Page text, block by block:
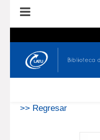
En el
>> Regresar